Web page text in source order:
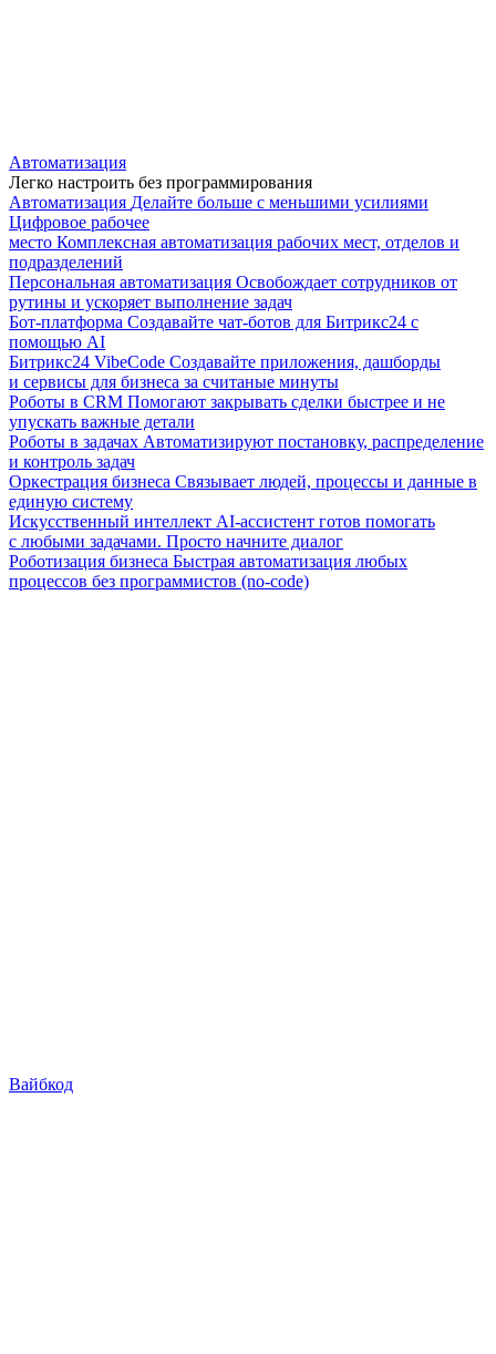
Автоматизация
Легко настроить без программирования
Автоматизация Делайте больше с меньшими усилиями
Цифровое рабочее
место Комплексная автоматизация рабочих мест, отделов и
подразделений
Персональная автоматизация Освобождает сотрудников от
рутины и ускоряет выполнение задач
Бот-платформа Создавайте чат-ботов для Битрикс24 с
помощью AI
Битрикс24 VibeCode Создавайте приложения, дашборды
и сервисы для бизнеса за считаные минуты
Роботы в CRM Помогают закрывать сделки быстрее и не
упускать важные детали
Роботы в задачах Автоматизируют постановку, распределение
и контроль задач
Оркестрация бизнеса Связывает людей, процессы и данные в
единую систему
Искусственный интеллект AI-ассистент готов помогать
с любыми задачами. Просто начните диалог
Роботизация бизнеса Быстрая автоматизация любых
процессов без программистов (no-code)
Вайбкод